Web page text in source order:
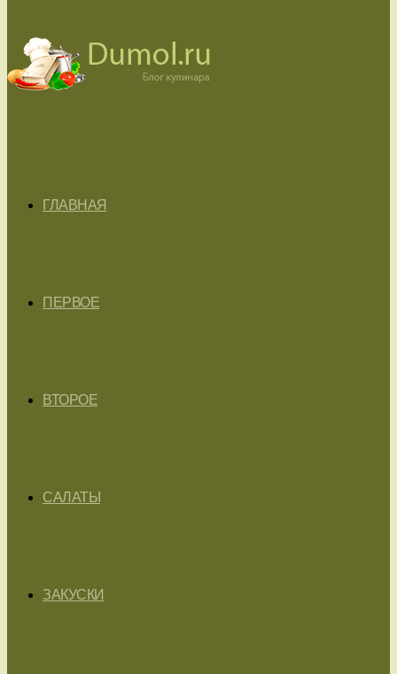
ГЛАВНАЯ
ПЕРВОЕ
ВТОРОЕ
САЛАТЫ
ЗАКУСКИ